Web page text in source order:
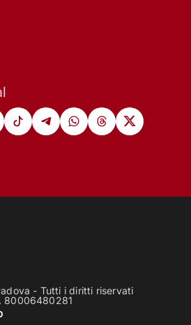
- Tutti i diritti riservati
80006480281